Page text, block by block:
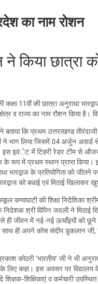
का नाम रोशन
किया छात्रा
11वीं की छात्रा अनुराधा
व राज्य का नाम रौशन किया है।
कि प्रथम उत्तराखण्ड
ने भाग लिया जिसमें 04 अर्जुन अवार्ड
इवंेट में टिहरी रेडर टीम से औजस
के रूप में प्रथम स्थान प्राप्त
के प्रतियोगिता को जीतने
को बधाई एवं मिठाई खिलाकर
की शिक्षा निदेशिका
श्री विपिन जदली ने मिठाई
ही जीवन में नई-नई ऊचाँइयों को छूने
ही अपने कोच संदीप डुकलान जी,
कोठरी ‘भारतीय’ जी ने भी
कहा। इस अवसर पर विद्यालय
शिक्षिकाएं व कर्मचारी